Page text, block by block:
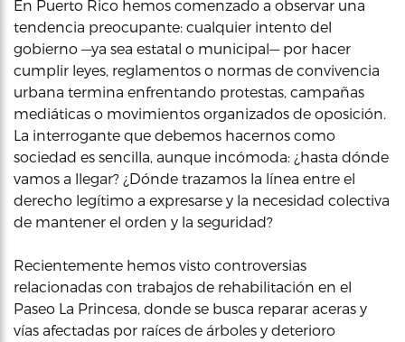
En Puerto Rico hemos comenzado a observar una
tendencia preocupante: cualquier intento del
gobierno —ya sea estatal o municipal— por hacer
cumplir leyes, reglamentos o normas de convivencia
urbana termina enfrentando protestas, campañas
mediáticas o movimientos organizados de oposición.
La interrogante que debemos hacernos como
sociedad es sencilla, aunque incómoda: ¿hasta dónde
vamos a llegar? ¿Dónde trazamos la línea entre el
derecho legítimo a expresarse y la necesidad colectiva
de mantener el orden y la seguridad?
Recientemente hemos visto controversias
relacionadas con trabajos de rehabilitación en el
Paseo La Princesa, donde se busca reparar aceras y
vías afectadas por raíces de árboles y deterioro